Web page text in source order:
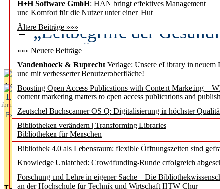
H+H Software GmbH: HAN bringt effektives Management
und Komfort für die Nutzer unter einen Hut
Ältere Beiträge »»»
««« Neuere Beiträge
Vandenhoeck & Ruprecht Verlage: Unsere eLibrary in neuem
und mit verbesserter Benutzeroberfläche!
Boosting Open Access Publications with Content Marketing –
content marketing matters to open access publications and
Zeutschel Buchscanner OS Q: Digitalisierung in höchster
Bibliotheken verändern | Transforming Libraries
Bibliotheken für Menschen
Bibliothek 4.0 als Lebensraum: flexible Öffnungszeiten sind
Knowledge Unlatched: Crowdfunding-Runde erfolgreich
Forschung und Lehre in eigener Sache – Die
an der Hochschule für Technik und Wirtschaft HTW Chur
besser zu verstehen
„Leitbegriffe der
des BIÖG erscheinen
Aktuelles aus
L
ibrary
Essentials